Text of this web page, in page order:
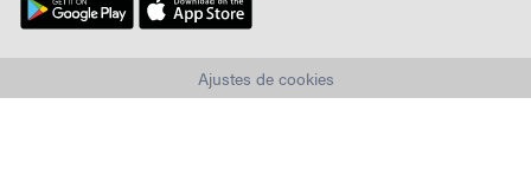
Ajustes de cookies